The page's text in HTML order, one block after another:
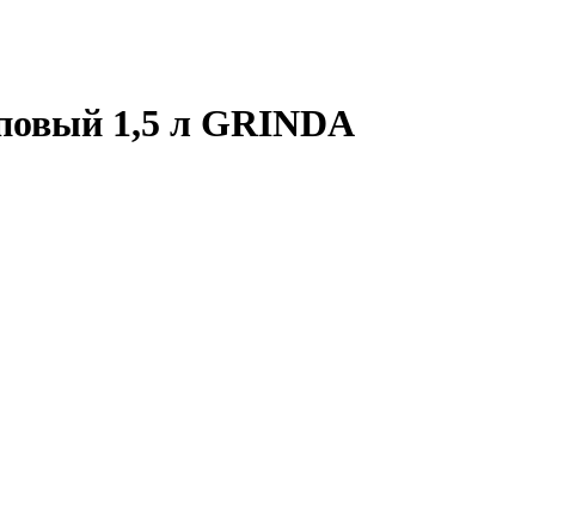
1,5 л GRINDA